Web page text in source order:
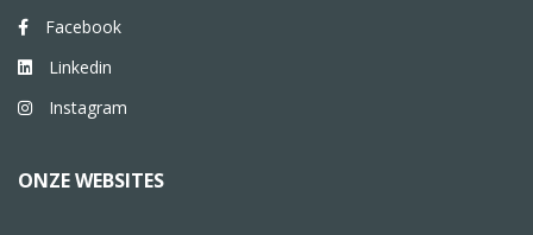
Facebook
Linkedin
Instagram
ONZE WEBSITES